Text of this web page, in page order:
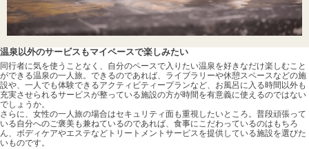
温泉以外のサービスもマイペースで楽しみたい
同行者に気を使うことなく、自分のペースで入りたい温泉を好きなだけ楽しむこと
ができる温泉の一人旅。できるのであれば、ライブラリーや休憩スペースなどの施
設や、一人でも体験できるアクティビティープランなど、お風呂に入る時間以外も
充実させられるサービスが整っている施設の方が時間を有意義に使えるのではない
でしょうか。
さらに、女性の一人旅の場合はセキュリティ面も重視したいところ。普段頑張って
いる自分へのご褒美も兼ねているのであれば、食事にこだわっているのはもちろ
ん、ボディケアやエステなどトリートメントサービスを提供している施設を選びた
いものです。